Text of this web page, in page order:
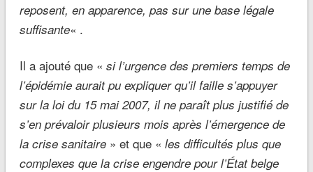
reposent, en apparence, pas sur une base légale
suffisante« .
Il a ajouté que « si l’urgence des premiers temps de
l’épidémie aurait pu expliquer qu’il faille s’appuyer
sur la loi du 15 mai 2007, il ne paraît plus justifié de
s’en prévaloir plusieurs mois après l’émergence de
la crise sanitaire» et que « les difficultés plus que
complexes que la crise engendre pour l’État belge